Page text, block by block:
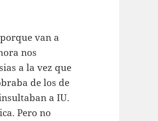
van a
nos
a la vez que
de los de
a IU.
Pero no